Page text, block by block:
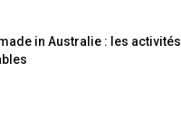
in Australie : les activités